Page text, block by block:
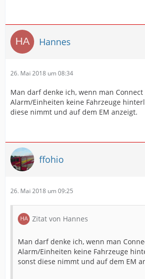
Hannes
26. Mai 2018 um 08:34
Man darf denke ich, wenn man
Alarm/Einheiten keine Fahrzeuge
diese nimmt und auf dem EM anzeigt.
ffohio
26. Mai 2018 um 09:25
Zitat von Hannes
Man darf denke ich, wenn man
Alarm/Einheiten keine Fahrzeuge
sonst diese nimmt und auf dem EM